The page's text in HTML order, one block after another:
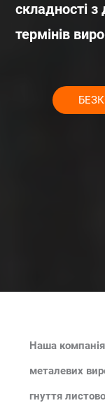
складності
термінів
Наша
металевих
гнуття